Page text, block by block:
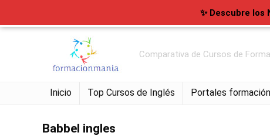
Comparativa de Cursos de
Inicio Top Cursos de Inglés Portales formación
Babbel ingles
✨ Descubre los